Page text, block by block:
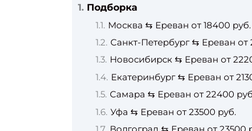
Подборка
Москва ⇆ Ереван от 18400 руб.
Санкт-Петербург ⇆ Ереван от
Новосибирск ⇆ Ереван от
Екатеринбург ⇆ Ереван от
Самара ⇆ Ереван от 22400
Уфа ⇆ Ереван от 23500 руб.